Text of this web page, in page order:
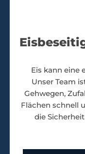
Eis kann eine
Unser Team
Gehwegen,
Flächen schnell
die